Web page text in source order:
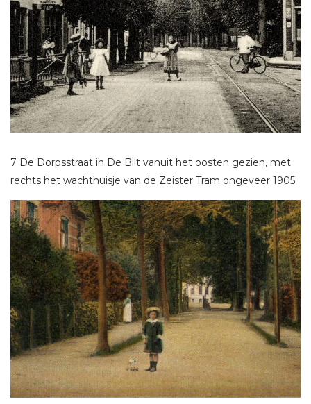
7 De Dorpsstraat in De Bilt vanuit het oosten gezien, met
rechts het wachthuisje van de Zeister Tram ongeveer 1905